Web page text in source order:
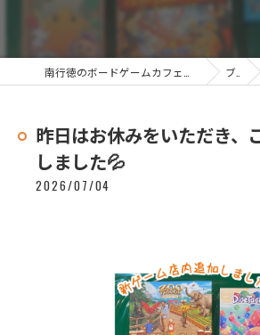
ブログ
昨日はお休みをいただき、
しました💦
2026/07/04